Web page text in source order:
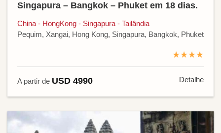
Singapura – Bangkok – Phuket em 18 dias.
China - HongKong - Singapura - Tailândia
Pequim, Xangai, Hong Kong, Singapura, Bangkok, Phuket
★★★★
A partir de USD 4990 Detalhe